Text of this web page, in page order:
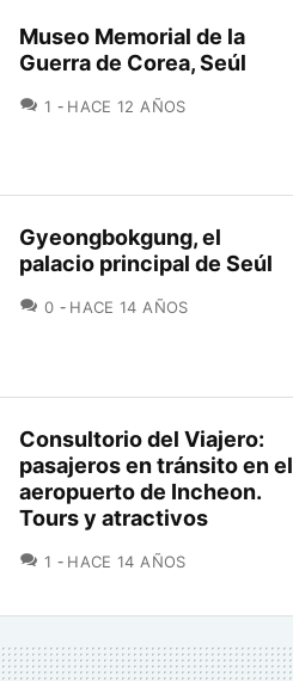
Museo Memorial de la
Guerra de Corea, Seúl
1 COMENTARIOS
HACE 12 AÑOS
Gyeongbokgung, el
palacio principal de Seúl
0 COMENTARIOS
HACE 14 AÑOS
Consultorio del Viajero:
pasajeros en tránsito en el
aeropuerto de Incheon.
Tours y atractivos
1 COMENTARIOS
HACE 14 AÑOS